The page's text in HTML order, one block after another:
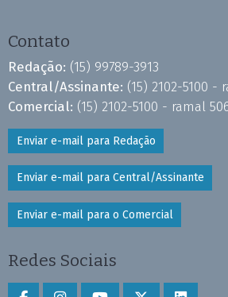
Contato
Redação: (15) 99789-3913
Central/Assinante: (15) 2102-5100 -
Comercial: (15) 2102-5100 - ramal
Enviar e-mail para Redação
Enviar e-mail para Central/Assinante
Enviar e-mail para o Comercial
Redes Sociais